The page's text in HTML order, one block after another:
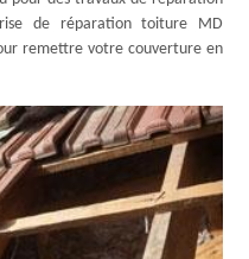
de réparation toiture MD
remettre votre couverture en